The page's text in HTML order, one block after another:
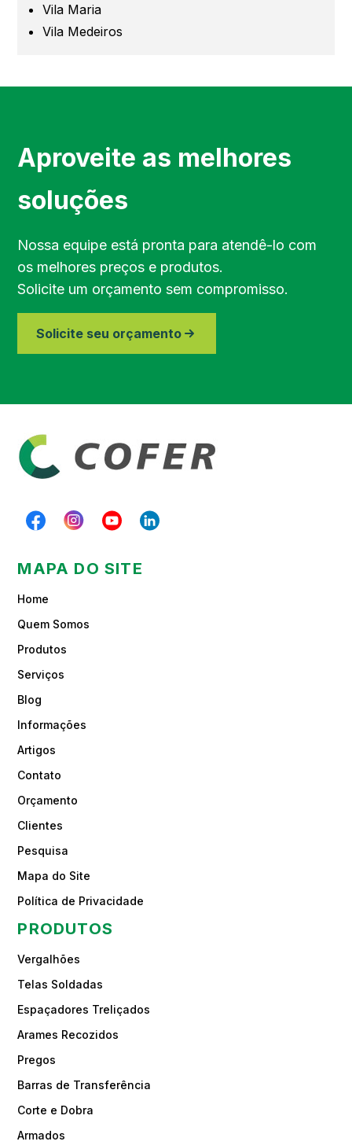
Região do Vale do Paraíba
Região de Piracicaba
Vila Maria
Vila Medeiros
Aproveite as melhores
soluções
Nossa equipe está pronta para atendê-lo com
os melhores preços e produtos.
Solicite um orçamento sem compromisso.
Solicite seu orçamento
MAPA DO SITE
Home
Quem Somos
Produtos
Serviços
Blog
Informações
Artigos
Contato
Orçamento
Clientes
Pesquisa
Mapa do Site
Política de Privacidade
PRODUTOS
Vergalhões
Telas Soldadas
Espaçadores Treliçados
Arames Recozidos
Pregos
Barras de Transferência
Corte e Dobra
Armados